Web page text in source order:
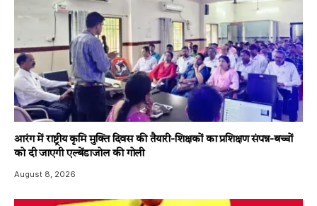
आरंग में राष्ट्रीय कृमि मुक्ति दिवस की तैयारी-शिक्षकों का प्रशिक्षण संपन्न-बच्चों
को दी जाएगी एल्बेंडाजोल की गोली
August 8, 2026